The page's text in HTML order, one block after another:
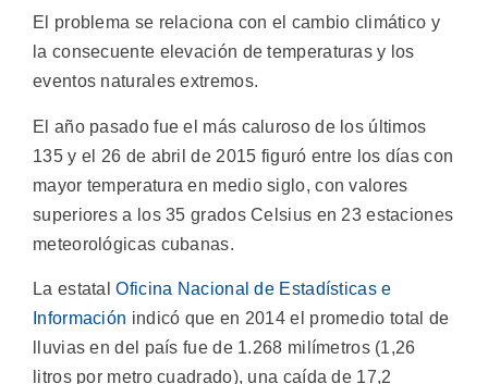
El problema se relaciona con el cambio climático y
la consecuente elevación de temperaturas y los
eventos naturales extremos.
El año pasado fue el más caluroso de los últimos
135 y el 26 de abril de 2015 figuró entre los días con
mayor temperatura en medio siglo, con valores
superiores a los 35 grados Celsius en 23 estaciones
meteorológicas cubanas.
La estatalOficina Nacional de Estadísticas e
Información indicó que en 2014 el promedio total de
lluvias en del país fue de 1.268 milímetros (1,26
litros por metro cuadrado), una caída de 17,2